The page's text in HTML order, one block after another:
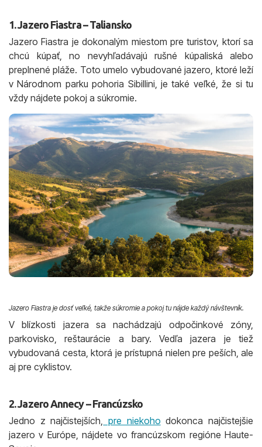
1. Jazero Fiastra – Taliansko
Jazero Fiastra je dokonalým miestom pre turistov, ktorí sa
chcú kúpať, no nevyhľadávajú rušné kúpaliská alebo
preplnené pláže. Toto umelo vybudované jazero, ktoré leží
v Národnom parku pohoria Sibillini, je také veľké, že si tu
vždy nájdete pokoj a súkromie.
Jazero Fiastra je dosť veľké, takže súkromie a pokoj tu nájde každý návštevník.
V blízkosti jazera sa nachádzajú odpočinkové zóny,
parkovisko, reštaurácie a bary. Vedľa jazera je tiež
vybudovaná cesta, ktorá je prístupná nielen pre peších, ale
aj pre cyklistov.
2. Jazero Annecy – Francúzsko
Jedno z najčistejších,
pre niekoho dokonca najčistejšie
jazero v Európe, nájdete vo francúzskom regióne Haute-